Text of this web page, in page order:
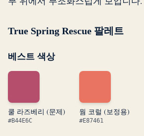
True Spring Rescue 팔레트
베스트 색상
쿨 라즈베리 (문제)
#B44E6C
웜 코럴 (보정용)
#E87461